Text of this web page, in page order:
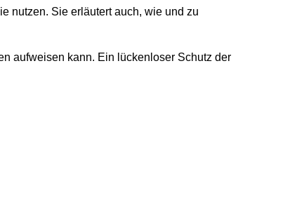
nutzen. Sie erläutert auch, wie und zu
aufweisen kann. Ein lückenloser Schutz der